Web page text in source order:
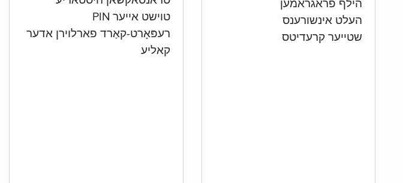
טוישט אייער PIN
רעפּאָרט-קאַרד פארלוירן אדער
קאליע
הילף פראגראמען
העלט אינשורענס
שטייער קרעדיטס